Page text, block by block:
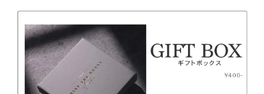
◆万が一不良品をお届けしてしまった場合は、すぐに
お取り替えさせていただきますので、お手数ですが
「ご注文者様のお名前、商品欠陥・不良箇所の写真」
を添付しチャットからお問い合わせください。
◆不良品・誤配送の場合以外のお客様都合によるキャ